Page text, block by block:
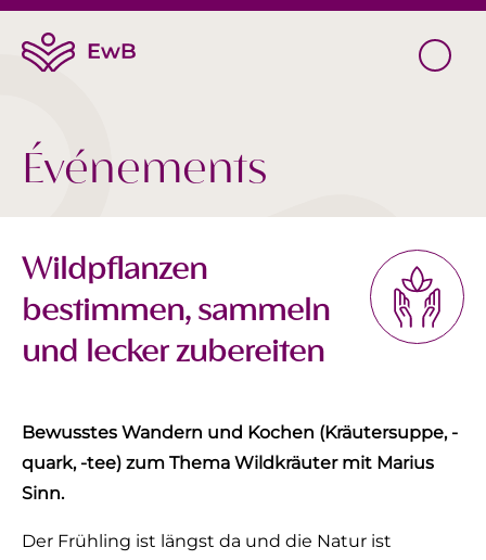
Événements
Wildpflanzen
bestimmen, sammeln
und lecker zubereiten
Bewusstes Wandern und Kochen (Kräutersuppe, -
quark, -tee) zum Thema Wildkräuter mit Marius
Sinn.
Der Frühling ist längst da und die Natur ist